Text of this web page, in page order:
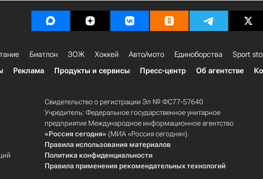
Биатлон ЗОЖ Хоккей Авто/мото Единоборства
Sport
Реклама Продукты и сервисы Пресс-центр Об агентстве
Свидетельство о регистрации Эл № ФС77-57640
Учредитель: Федеральное государственное унитарное
предприятие Международное информационное агентство
«Россия сегодня» (МИА «Россия сегодня»).
Правила использования материалов
Политика конфиденциальности
Правила применения рекомендательных технологий